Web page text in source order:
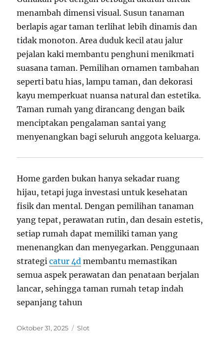
menambah dimensi visual. Susun tanaman
berlapis agar taman terlihat lebih dinamis dan
tidak monoton. Area duduk kecil atau jalur
pejalan kaki membantu penghuni menikmati
suasana taman. Pemilihan ornamen tambahan
seperti batu hias, lampu taman, dan dekorasi
kayu memperkuat nuansa natural dan estetika.
Taman rumah yang dirancang dengan baik
menciptakan pengalaman santai yang
menyenangkan bagi seluruh anggota keluarga.
Home garden bukan hanya sekadar ruang
hijau, tetapi juga investasi untuk kesehatan
fisik dan mental. Dengan pemilihan tanaman
yang tepat, perawatan rutin, dan desain estetis,
setiap rumah dapat memiliki taman yang
menenangkan dan menyegarkan. Penggunaan
strategicatur 4d membantu memastikan
semua aspek perawatan dan penataan berjalan
lancar, sehingga taman rumah tetap indah
sepanjang tahun
Posted
Oktober 31, 2025 Categories
Slot